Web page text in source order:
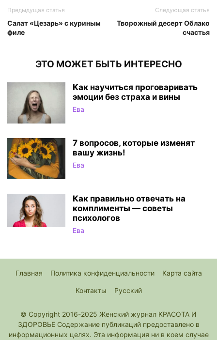
Предыдущая статья
Салат «Цезарь» с куриным
филе
Следующая статья
Творожный десерт Облако
счастья
ЭТО МОЖЕТ БЫТЬ ИНТЕРЕСНО
Как научиться проговаривать
эмоции без страха и вины
Ева
7 вопросов, которые изменят
вашу жизнь!
Ева
Как правильно отвечать на
комплименты — советы
психологов
Ева
Главная Политика конфиденциальности Карта сайта
Контакты Русский
© Copyright 2016-2025 Женский журнал КРАСОТА И
ЗДОРОВЬЕ Содержание публикаций предоставлено в
информационных целях. Эта информация ни в коем случае